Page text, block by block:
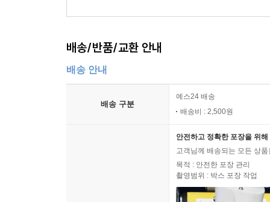
배송/반품/교환 안내
배송 안내
배송 구분
예스24 배송
배송비 : 2,500원
안전하고 정확한 포장을 위
고객님께 배송되는 모든 상
목적 : 안전한 포장 관리
촬영범위 : 박스 포장 작업